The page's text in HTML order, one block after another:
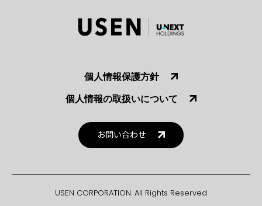
個人情報保護方針
個人情報の取扱いについて
お問い合わせ
USEN CORPORATION. All Rights Reserved